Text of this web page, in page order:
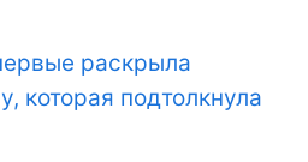
раскрыла
которая подтолкнула